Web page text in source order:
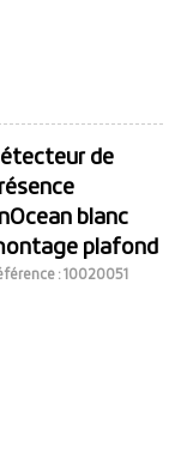
de
blanc
plafond
: 10020051